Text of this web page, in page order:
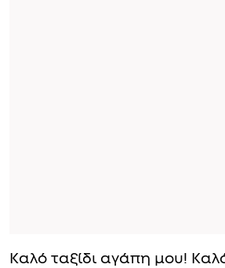
Καλό ταξίδι αγάπη μου! Καλό